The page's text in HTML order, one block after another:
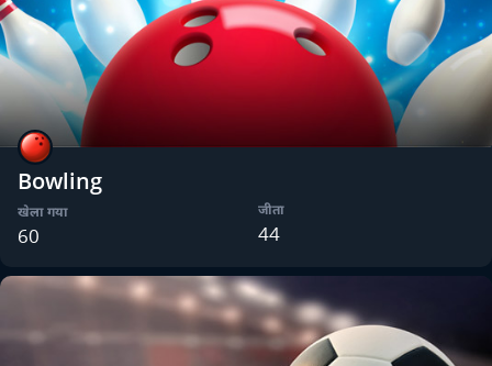
Bowling
खेला गया
60
जीता
44